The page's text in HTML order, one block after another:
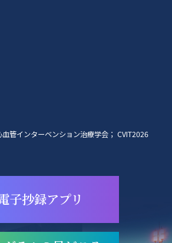
管インターベンション治療学会； CVIT2026
子抄録アプリ